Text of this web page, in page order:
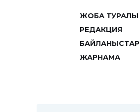
ЖОБА ТУРАЛЫ
РЕДАКЦИЯ
БАЙЛАНЫСТАР
ЖАРНАМА